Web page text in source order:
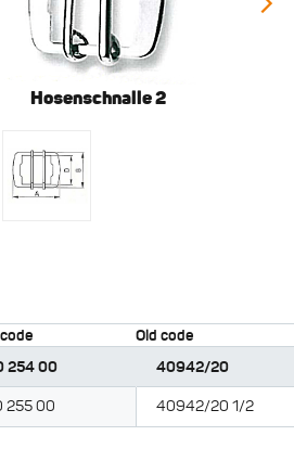
Hosenschnalle 2
Old code
254 00
40942/20
255 00 40942/20 1/2